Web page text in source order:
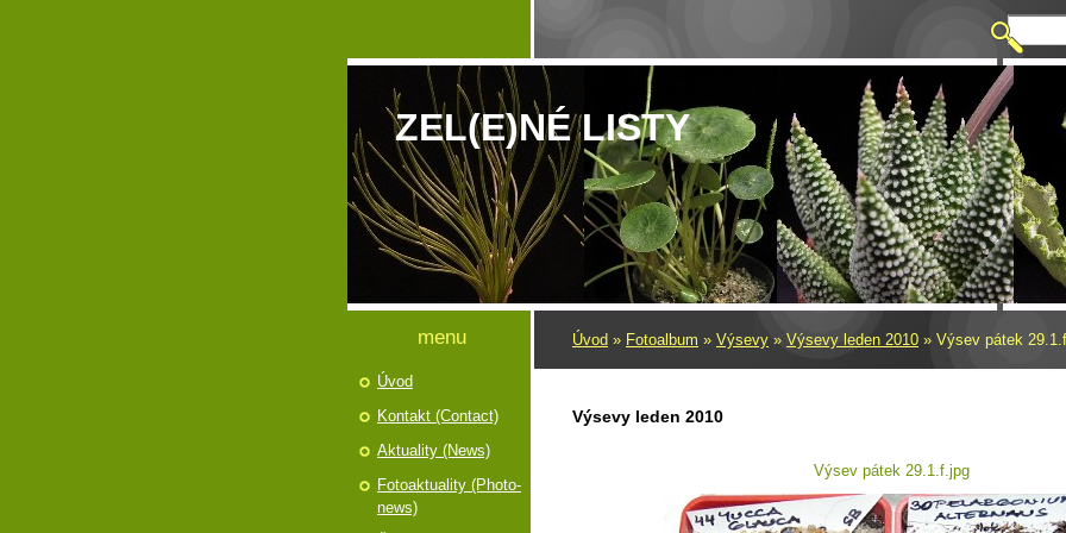
ZEL(E)NÉ LISTY
Úvod » Fotoalbum » Výsevy » Výsevy leden 2010 » Výsev pátek
Výsevy leden 2010
Výsev pátek 29.1.f.jpg
menu
Úvod
Kontakt (Contact)
Aktuality (News)
Fotoaktuality (Photo-
news)